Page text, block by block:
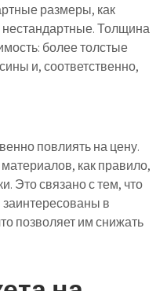
размеры, как
Толщина
более толстые
и, соответственно,
повлиять на цену.
как правило,
Это связано с тем, что
в
позволяет им снижать